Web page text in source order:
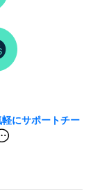
軽にサポートチー